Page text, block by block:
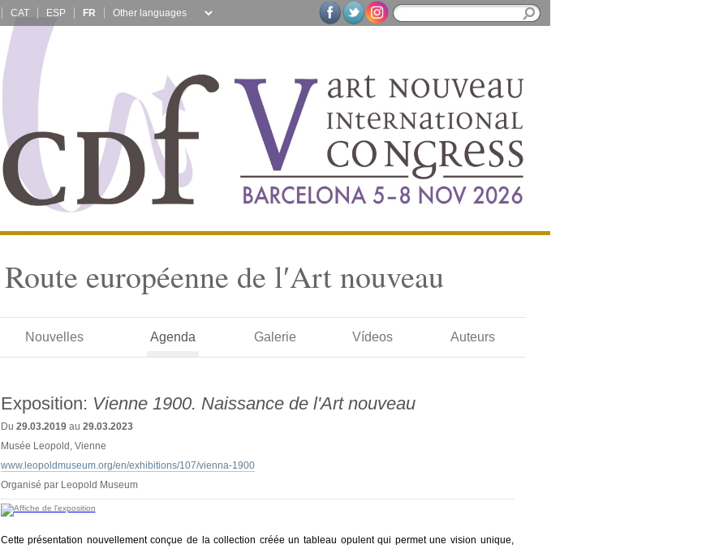
CAT ESP FR
Route européenne de l′Art nouveau
Nouvelles Agenda Galerie Vídeos Auteurs
Exposition: Vienne 1900. Naissance de l'Art nouveau
Du 29.03.2019au 29.03.2023
Musée Leopold, Vienne
www.leopoldmuseum.org/en/exhibitions/107/vienna-1900
Organisé par Leopold Museum
Cette présentation nouvellement conçue de la collection créée un tableau opulent qui permet une vision unique,